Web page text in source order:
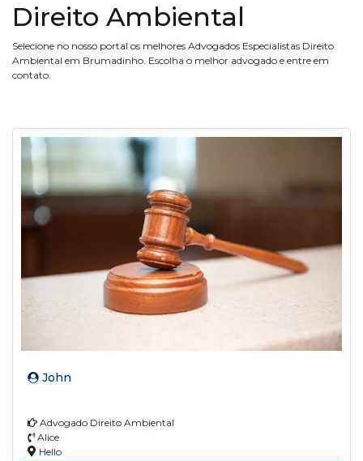
Direito Ambiental
Selecione no nosso portal os melhores Advogados Especialistas Direito
Ambiental em Brumadinho. Escolha o melhor advogado e entre em
contato.
John
Advogado Direito Ambiental
Alice
Hello